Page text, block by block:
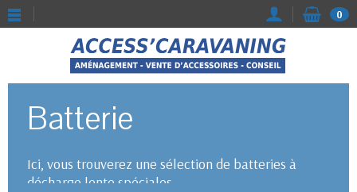
0
Batterie
Ici, vous trouverez une sélection de batteries à
décharge lente spéciales.